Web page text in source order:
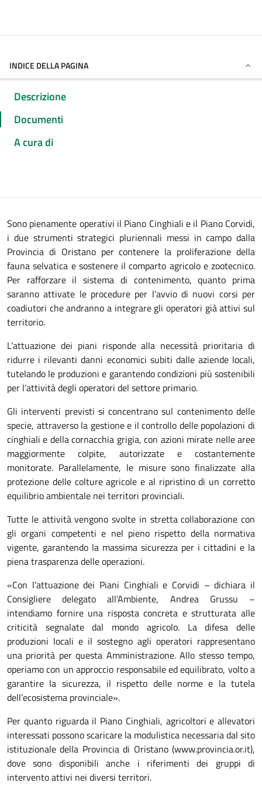
INDICE DELLA PAGINA
Descrizione
Documenti
A cura di
Sono pienamente operativi il Piano Cinghiali e il Piano Corvidi,
i due strumenti strategici pluriennali messi in campo dalla
Provincia di Oristano per contenere la proliferazione della
fauna selvatica e sostenere il comparto agricolo e zootecnico.
Per rafforzare il sistema di contenimento, quanto prima
saranno attivate le procedure per l’avvio di nuovi corsi per
coadiutori che andranno a integrare gli operatori già attivi sul
territorio.
L’attuazione dei piani risponde alla necessità prioritaria di
ridurre i rilevanti danni economici subiti dalle aziende locali,
tutelando le produzioni e garantendo condizioni più sostenibili
per l’attività degli operatori del settore primario.
Gli interventi previsti si concentrano sul contenimento delle
specie, attraverso la gestione e il controllo delle popolazioni di
cinghiali e della cornacchia grigia, con azioni mirate nelle aree
maggiormente colpite, autorizzate e costantemente
monitorate. Parallelamente, le misure sono finalizzate alla
protezione delle colture agricole e al ripristino di un corretto
equilibrio ambientale nei territori provinciali.
Tutte le attività vengono svolte in stretta collaborazione con
gli organi competenti e nel pieno rispetto della normativa
vigente, garantendo la massima sicurezza per i cittadini e la
piena trasparenza delle operazioni.
«Con l’attuazione dei Piani Cinghiali e Corvidi – dichiara il
Consigliere delegato all’Ambiente, Andrea Grussu –
intendiamo fornire una risposta concreta e strutturata alle
criticità segnalate dal mondo agricolo. La difesa delle
produzioni locali e il sostegno agli operatori rappresentano
una priorità per questa Amministrazione. Allo stesso tempo,
operiamo con un approccio responsabile ed equilibrato, volto a
garantire la sicurezza, il rispetto delle norme e la tutela
dell’ecosistema provinciale».
Per quanto riguarda il Piano Cinghiali, agricoltori e allevatori
interessati possono scaricare la modulistica necessaria dal sito
istituzionale della Provincia di Oristano (www.provincia.or.it),
dove sono disponibili anche i riferimenti dei gruppi di
intervento attivi nei diversi territori.